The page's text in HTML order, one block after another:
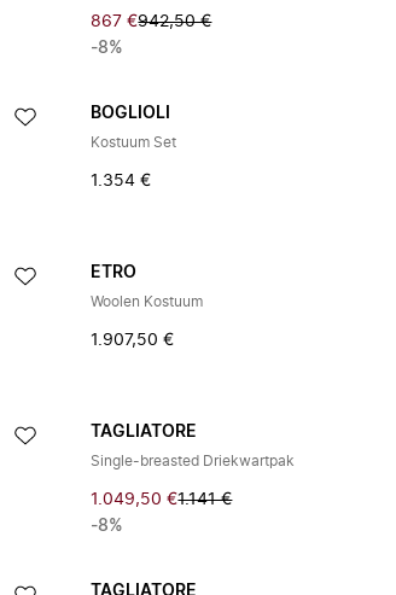
867 €942,50 €
-8%
BOGLIOLI
Kostuum Set
1.354 €
ETRO
Woolen Kostuum
1.907,50 €
TAGLIATORE
Single-breasted Driekwartpak
1.049,50 €1.141 €
-8%
TAGLIATORE